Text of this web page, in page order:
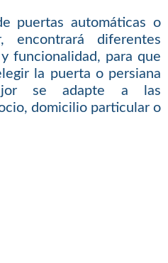
puertas automáticas o
encontrará diferentes
funcionalidad, para que
la puerta o persiana
se adapte a las
domicilio particular o